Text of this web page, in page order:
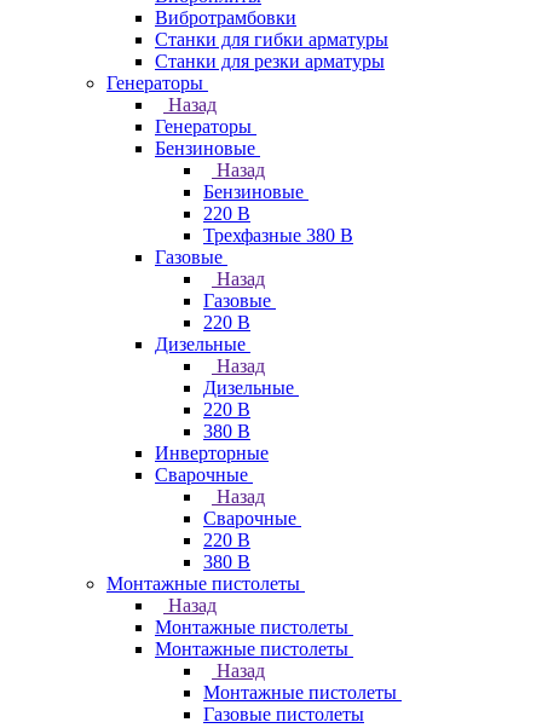
Вибротрамбовки
Станки для гибки арматуры
Станки для резки арматуры
Генераторы
Назад
Генераторы
Бензиновые
Назад
Бензиновые
220 В
Трехфазные 380 В
Газовые
Назад
Газовые
220 В
Дизельные
Назад
Дизельные
220 В
380 В
Инверторные
Сварочные
Назад
Сварочные
220 В
380 В
Монтажные пистолеты
Назад
Монтажные пистолеты
Монтажные пистолеты
Назад
Монтажные пистолеты
Газовые пистолеты